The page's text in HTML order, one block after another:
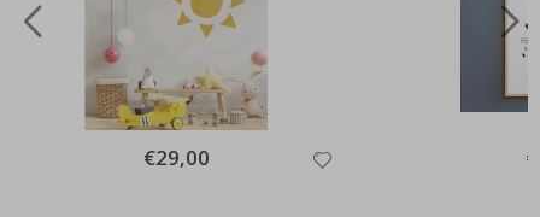
Special
Price
€29,00